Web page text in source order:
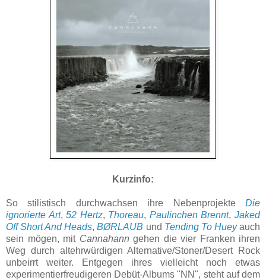
Kurzinfo:
So stilistisch durchwachsen ihre Nebenprojekte Die
ignorierte Art,52 Hertz, Thoreau, Paulinchen Brennt,Jaked
Off Short And Heads,BØRLAUB und Tending To Hueyauch
sein mögen, mit Cannahann gehen die vier Franken ihren
Weg durch altehrwürdigen Alternative/Stoner/Desert Rock
unbeirrt weiter. Entgegen ihres vielleicht noch etwas
experimentierfreudigeren Debüt-Albums "NN", steht auf dem